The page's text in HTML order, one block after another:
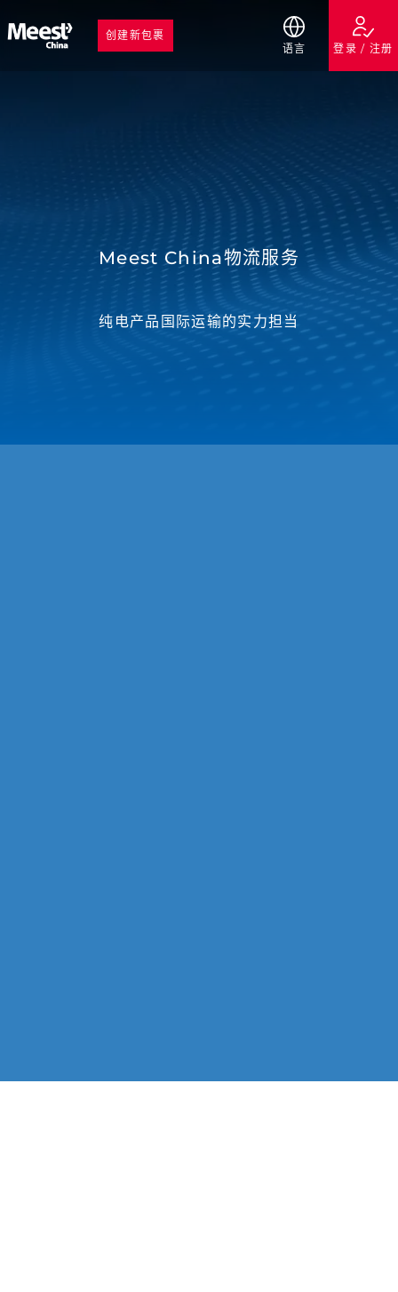
创建新包裹
语言
登录 / 注册
Meest China物流服务
纯电产品国际运输的实力担当